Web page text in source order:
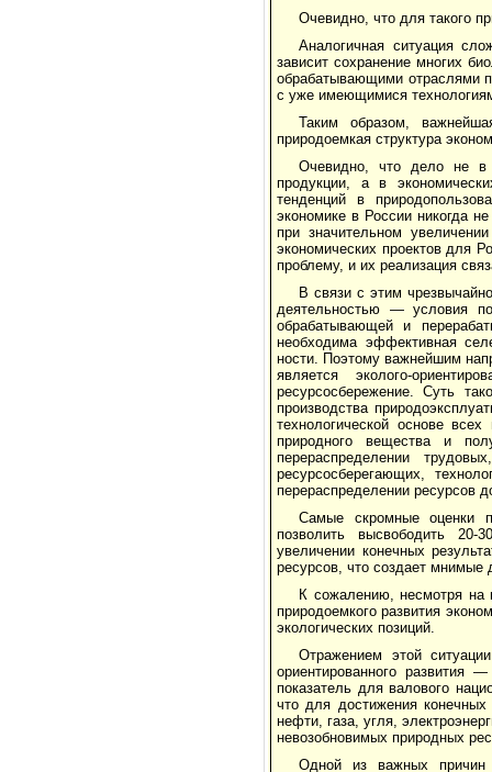
Очевидно, что для такого
Аналогичная ситуация
зависит сохранение многих
обрабатывающими отраслями
с уже имеющимися
Таким образом,
природоемкая структура
Очевидно, что дело не в
продукции, а в
тенденций в
экономике в России никогда
при значительном
экономических проектов для
проблему, и их реализация
В связи с этим
деятельностью — условия
обрабатывающей и
необходима эффективная
ности. Поэтому важнейшим
является эколого-
ресурсосбережение. Суть
производства
технологической основе
природного вещества и
перераспределении
ресурсосберегающих,
перераспределении
Самые скромные оценки
позволить высвободить 20-
увеличении конечных
ресурсов, что создает мнимые
К сожалению, несмотря на
природоемкого развития
экологических позиций.
Отражением этой
ориентированного развития
показатель для валового
что для достиже­ния конечных
нефти, газа, угля,
невозобновимых природных
Одной из важных причин